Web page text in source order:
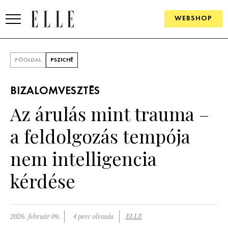
WEBSHOP
SZÉPSÉG
PSZICHÉ
PÁRKAPCSOLAT
FŐOLDAL PSZICHÉ
BIZALOMVESZTÉS
Az árulás mint trauma –
a feldolgozás tempója
nem intelligencia
kérdése
2026. február 09. 4 perc olvasás ELLE